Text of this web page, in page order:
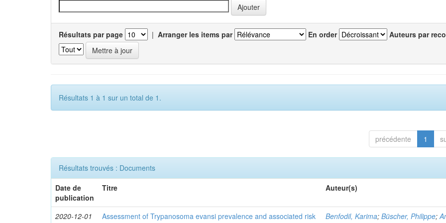
Résultats par page | Arranger les items par En order Auteurs par
Résultats 1 à 1 sur un total de 1.
précédente 1
Résultats trouvés : Documents
Date de
publication
Titre Auteur(s)
2020-12-01
Assessment of Trypanosoma evansi prevalence and associated risk
Benfodil, Karima;Büscher, Philippe;